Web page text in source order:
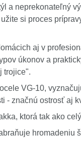
a neprekonateľný
si proces
aj v
úkonov a
trojice".
VG-10,
- značnú ostrosť aj
ktorá tak ako
hromadeniu